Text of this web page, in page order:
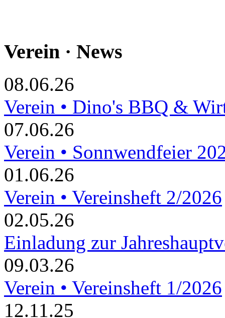
Verein · News
08.06.26
Verein • Dino's BBQ &
07.06.26
Verein • Sonnwendfeier
01.06.26
Verein • Vereinsheft 2/2026
02.05.26
Einladung zur
09.03.26
Verein • Vereinsheft 1/2026
12.11.25